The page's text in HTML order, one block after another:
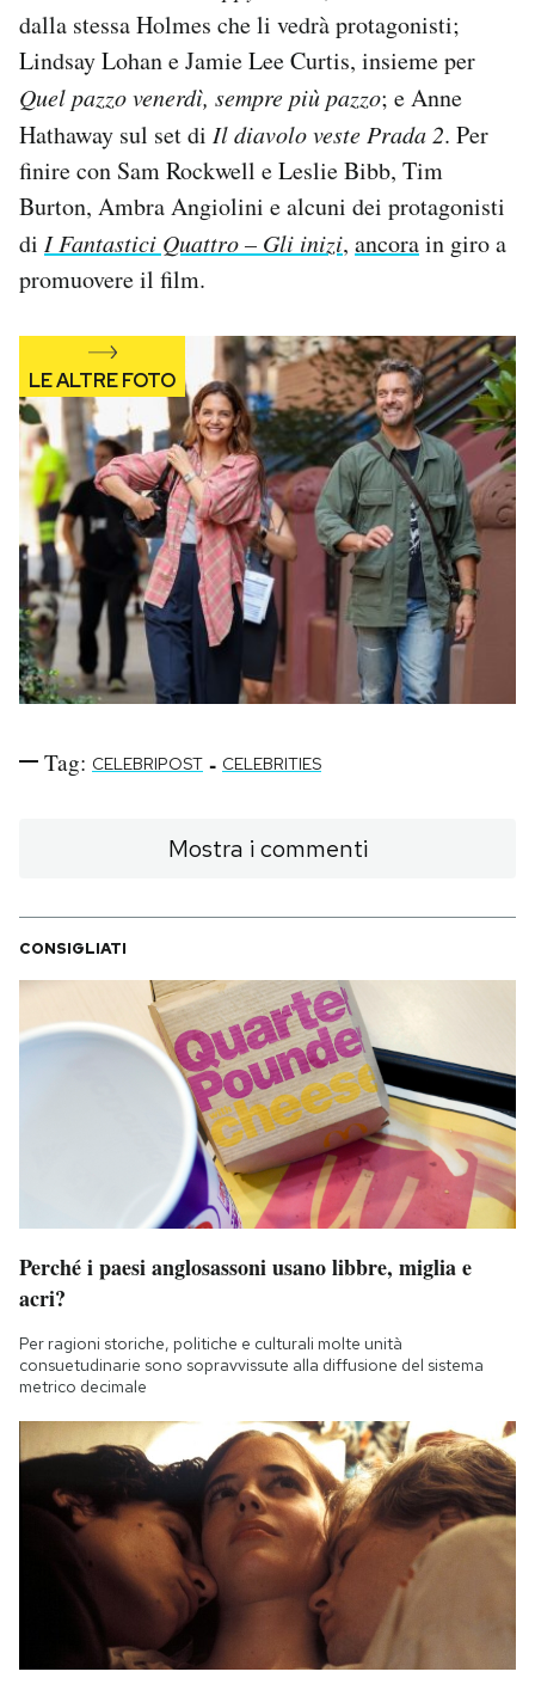
Hai bisogno di aiuto?
Esci
dalla stessa Holmes che li vedrà protagonisti;
Lindsay Lohan e Jamie Lee Curtis, insieme per
Quel pazzo venerdì, sempre più pazzo; e Anne
Hathaway sul set di Il diavolo veste Prada 2. Per
finire con Sam Rockwell e Leslie Bibb, Tim
Burton, Ambra Angiolini e alcuni dei protagonisti
di I Fantastici Quattro – Gli inizi, ancorain giro a
promuovere il film.
Tag: CELEBRIPOST - CELEBRITIES
Mostra i commenti
CONSIGLIATI
Perché i paesi anglosassoni usano libbre, miglia e
acri?
Per ragioni storiche, politiche e culturali molte unità
consuetudinarie sono sopravvissute alla diffusione del sistema
metrico decimale